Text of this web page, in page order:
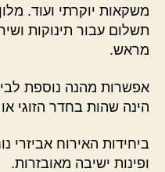
משקאות יוקרתי ועוד.
תשלום עבור תינוקות
מראש.
אפשרות מהנה נוספת
הינה שהות בחדר הזוגי
ביחידות האירוח אביזרי
ופינות ישיבה מאובזרות.